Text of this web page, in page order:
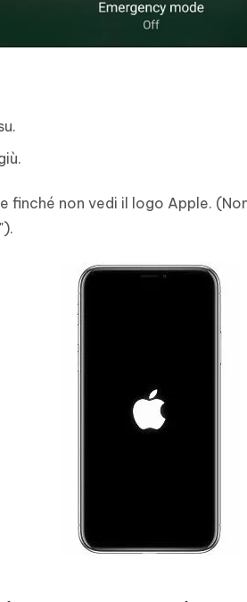
finché non vedi il logo Apple.